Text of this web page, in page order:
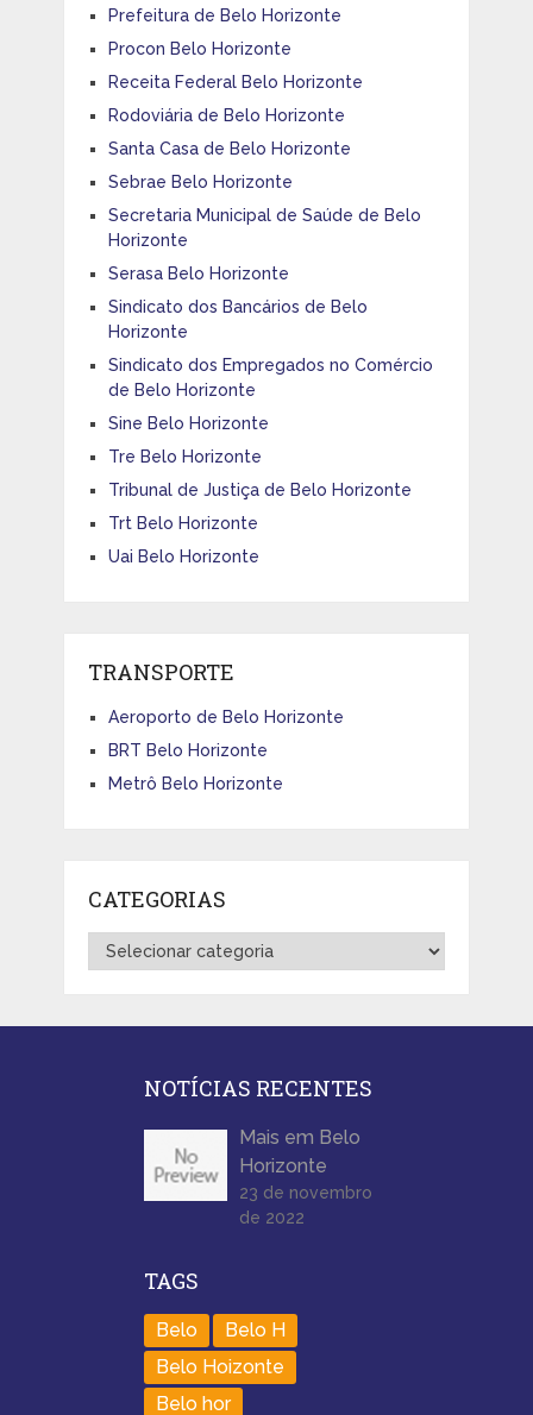
Prefeitura de Belo Horizonte
Procon Belo Horizonte
Receita Federal Belo Horizonte
Rodoviária de Belo Horizonte
Santa Casa de Belo Horizonte
Sebrae Belo Horizonte
Secretaria Municipal de Saúde de Belo
Horizonte
Serasa Belo Horizonte
Sindicato dos Bancários de Belo
Horizonte
Sindicato dos Empregados no Comércio
de Belo Horizonte
Sine Belo Horizonte
Tre Belo Horizonte
Tribunal de Justiça de Belo Horizonte
Trt Belo Horizonte
Uai Belo Horizonte
TRANSPORTE
Aeroporto de Belo Horizonte
BRT Belo Horizonte
Metrô Belo Horizonte
CATEGORIAS
Categorias
NOTÍCIAS RECENTES
Mais em Belo
Horizonte
23 de novembro
de 2022
TAGS
Belo
Belo H
Belo Hoizonte
Belo hor